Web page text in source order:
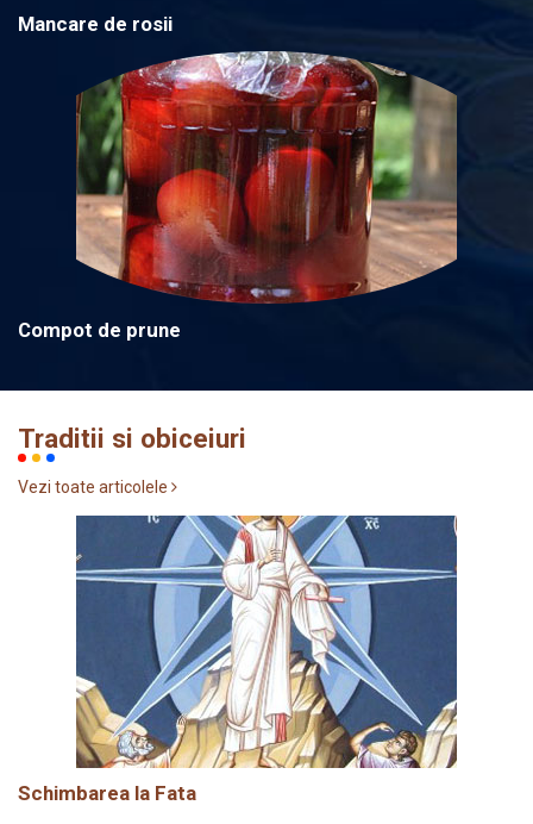
Mancare de rosii
Compot de prune
Traditii si obiceiuri
Vezi toate articolele
Schimbarea la Fata